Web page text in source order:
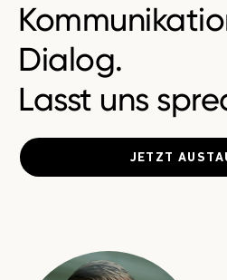
Dialog.
Lasst uns
JETZT